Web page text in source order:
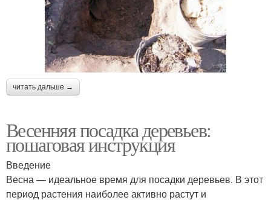
читать дальше →
Весенняя посадка деревьев:
пошаговая инструкция
Введение
Весна — идеальное время для посадки деревьев. В этот
период растения наиболее активно растут и